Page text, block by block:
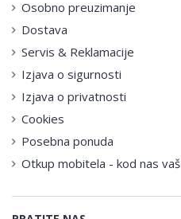
Osobno preuzimanje
Dostava
Servis & Reklamacije
Izjava o sigurnosti
Izjava o privatnosti
Cookies
Posebna ponuda
Otkup mobitela - kod nas